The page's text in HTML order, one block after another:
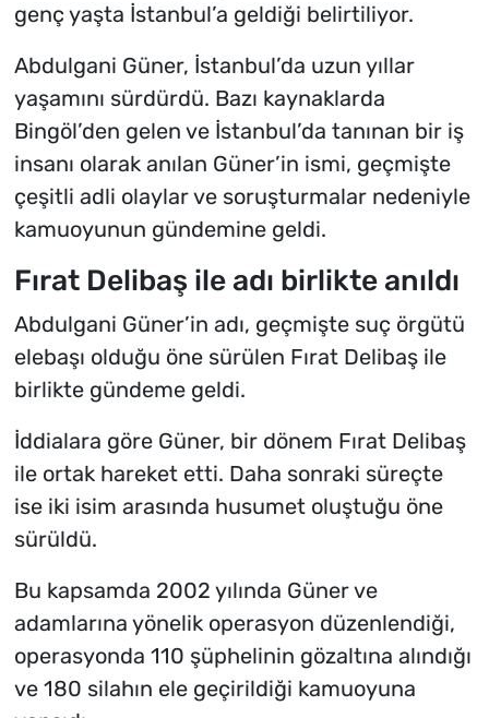
genç yaşta İstanbul’a geldiği belirtiliyor.
Abdulgani Güner, İstanbul’da uzun yıllar
yaşamını sürdürdü. Bazı kaynaklarda
Bingöl’den gelen ve İstanbul’da tanınan bir iş
insanı olarak anılan Güner’in ismi, geçmişte
çeşitli adli olaylar ve soruşturmalar nedeniyle
kamuoyunun gündemine geldi.
Fırat Delibaş ile adı birlikte anıldı
Abdulgani Güner’in adı, geçmişte suç örgütü
elebaşı olduğu öne sürülen Fırat Delibaş ile
birlikte gündeme geldi.
İddialara göre Güner, bir dönem Fırat Delibaş
ile ortak hareket etti. Daha sonraki süreçte
ise iki isim arasında husumet oluştuğu öne
sürüldü.
Bu kapsamda 2002 yılında Güner ve
adamlarına yönelik operasyon düzenlendiği,
operasyonda 110 şüphelinin gözaltına alındığı
ve 180 silahın ele geçirildiği kamuoyuna